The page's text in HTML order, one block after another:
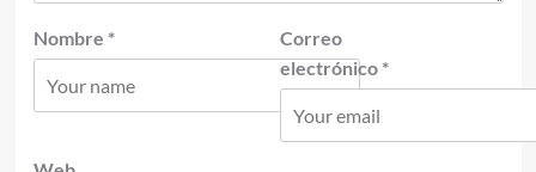
Nombre *
Correo
electrónico *